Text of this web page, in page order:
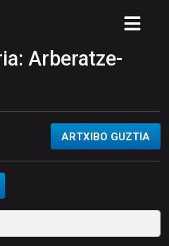
Arberatze-
ARTXIBO GUZTIA